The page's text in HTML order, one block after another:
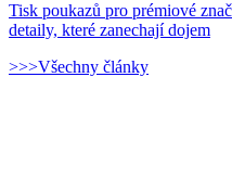
Tisk poukazů pro prémiové
detaily, které zanechají dojem
>>>Všechny články